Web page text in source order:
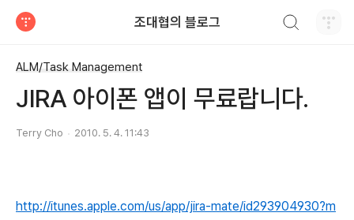
조대협의 블로그
ALM/Task Management
JIRA 아이폰 앱이 무료랍니다.
Terry Cho 2010. 5. 4. 11:43
http://itunes.apple.com/us/app/jira-mate/id293904930?m